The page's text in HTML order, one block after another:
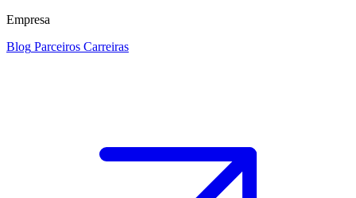
Empresa
Blog Parceiros Carreiras